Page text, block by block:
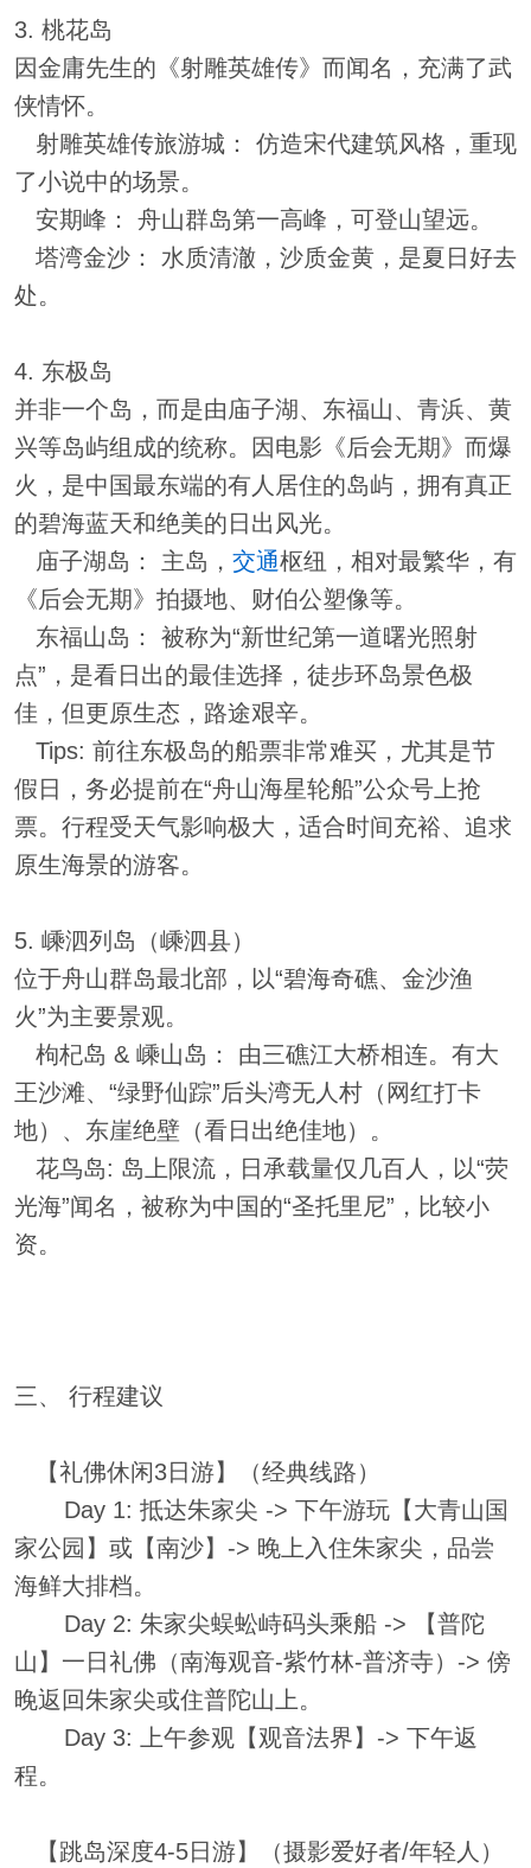
3. 桃花岛
因金庸先生的《射雕英雄传》而闻名，充满了武
侠情怀。
射雕英雄传旅游城： 仿造宋代建筑风格，重现
了小说中的场景。
安期峰： 舟山群岛第一高峰，可登山望远。
塔湾金沙： 水质清澈，沙质金黄，是夏日好去
处。
4. 东极岛
并非一个岛，而是由庙子湖、东福山、青浜、黄
兴等岛屿组成的统称。因电影《后会无期》而爆
火，是中国最东端的有人居住的岛屿，拥有真正
的碧海蓝天和绝美的日出风光。
庙子湖岛： 主岛， 交通枢纽，相对最繁华，有
《后会无期》拍摄地、财伯公塑像等。
东福山岛： 被称为“新世纪第一道曙光照射
点”，是看日出的最佳选择，徒步环岛景色极
佳，但更原生态，路途艰辛。
Tips: 前往东极岛的船票非常难买，尤其是节
假日，务必提前在“舟山海星轮船”公众号上抢
票。行程受天气影响极大，适合时间充裕、追求
原生海景的游客。
5. 嵊泗列岛（嵊泗县）
位于舟山群岛最北部，以“碧海奇礁、金沙渔
火”为主要景观。
枸杞岛 & 嵊山岛： 由三礁江大桥相连。有大
王沙滩、“绿野仙踪”后头湾无人村（网红打卡
地）、东崖绝壁（看日出绝佳地）。
花鸟岛: 岛上限流，日承载量仅几百人，以“荧
光海”闻名，被称为中国的“圣托里尼”，比较小
资。
三、 行程建议
【礼佛休闲3日游】（经典线路）
Day 1: 抵达朱家尖 -> 下午游玩【大青山国
家公园】或【南沙】-> 晚上入住朱家尖，品尝
海鲜大排档。
Day 2: 朱家尖蜈蚣峙码头乘船 -> 【普陀
山】一日礼佛（南海观音-紫竹林-普济寺）-> 傍
晚返回朱家尖或住普陀山上。
Day 3: 上午参观【观音法界】-> 下午返
程。
【跳岛深度4-5日游】（摄影爱好者/年轻人）